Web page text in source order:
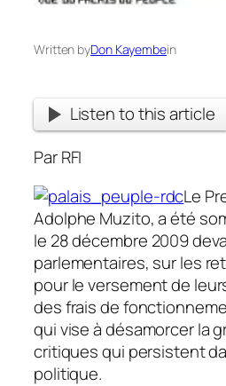
Written byDon Kayembein
Listen to this article
Par RFI
Le
Adolphe Muzito, a été
le 28 décembre 2009
parlementaires, sur les
pour le versement de
des frais de
qui vise à désamorcer la
critiques qui persistent
politique.